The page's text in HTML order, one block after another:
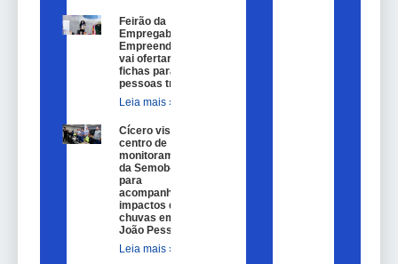
Feirão da
Empregabilidade e
Empreendedorismo
vai ofertar 100
fichas para
pessoas trans.
Leia mais »
Cícero visita
centro de
monitoramento
da Semob-JP
para
acompanhar
impactos das
chuvas em
João Pessoa.
Leia mais »